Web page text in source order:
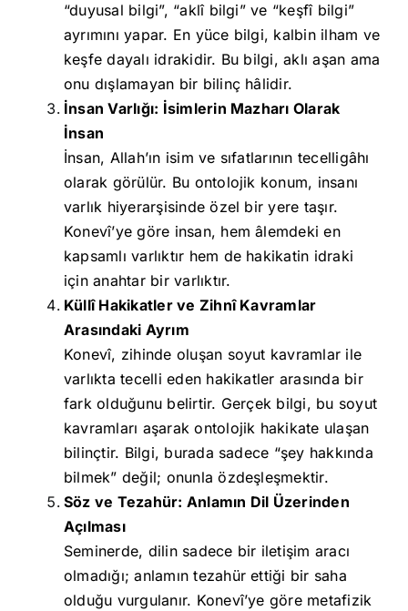
“duyusal bilgi”, “aklî bilgi” ve “keşfî bilgi”
ayrımını yapar. En yüce bilgi, kalbin ilham ve
keşfe dayalı idrakidir. Bu bilgi, aklı aşan ama
onu dışlamayan bir bilinç hâlidir.
İnsan Varlığı: İsimlerin Mazharı Olarak
İnsan
İnsan, Allah’ın isim ve sıfatlarının tecelligâhı
olarak görülür. Bu ontolojik konum, insanı
varlık hiyerarşisinde özel bir yere taşır.
Konevî’ye göre insan, hem âlemdeki en
kapsamlı varlıktır hem de hakikatin idraki
için anahtar bir varlıktır.
Küllî Hakikatler ve Zihnî Kavramlar
Arasındaki Ayrım
Konevî, zihinde oluşan soyut kavramlar ile
varlıkta tecelli eden hakikatler arasında bir
fark olduğunu belirtir. Gerçek bilgi, bu soyut
kavramları aşarak ontolojik hakikate ulaşan
bilinçtir. Bilgi, burada sadece “şey hakkında
bilmek” değil; onunla özdeşleşmektir.
Söz ve Tezahür: Anlamın Dil Üzerinden
Açılması
Seminerde, dilin sadece bir iletişim aracı
olmadığı; anlamın tezahür ettiği bir saha
olduğu vurgulanır. Konevî’ye göre metafizik